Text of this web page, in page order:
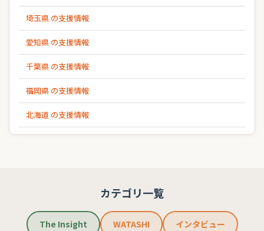
埼玉県 の支援情報
愛知県 の支援情報
千葉県 の支援情報
福岡県 の支援情報
北海道 の支援情報
カテゴリ一覧
The Insight WATASHI インタビュー